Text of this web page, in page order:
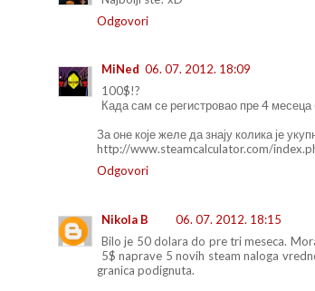
Odgovori
MiNed 06. 07. 2012. 18:09
100$!?
Када сам се регистровао пре 4
За оне које желе да знају колика је
http://www.steamcalculator.com/
Odgovori
Nikola B
06. 07. 2012. 18:15
Bilo je 50 dolara do pre tri meseca.
5$ naprave 5 novih steam naloga
granica podignuta.